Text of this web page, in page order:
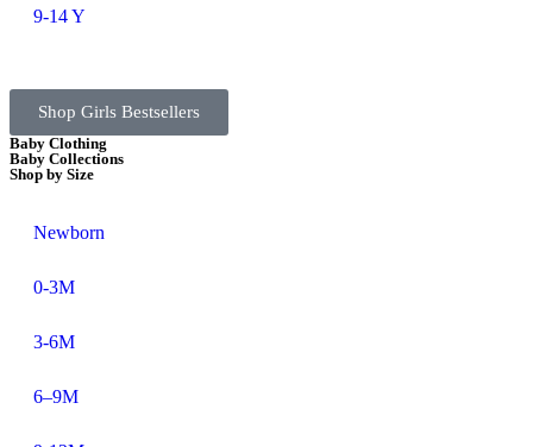
9-14 Y
Shop Girls Bestsellers
Baby Clothing
Baby Collections
Shop by Size
Newborn
0-3M
3-6M
6–9M